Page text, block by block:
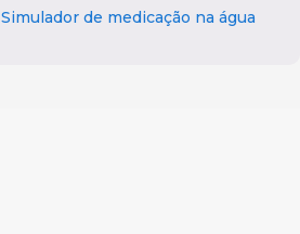
Simulador de medicação na água